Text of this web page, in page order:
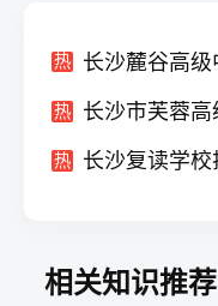
热
热
热
相关知识推荐